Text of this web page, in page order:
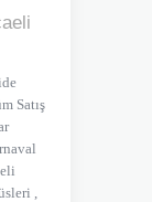
Satış
,